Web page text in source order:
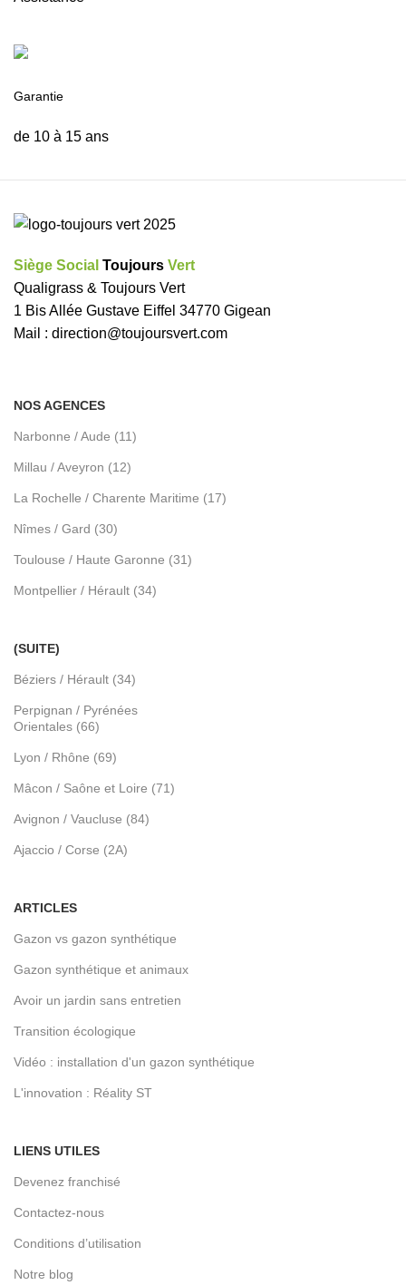
Garantie
de 10 à 15 ans
Siège Social Toujours Vert
Qualigrass & Toujours Vert
1 Bis Allée Gustave Eiffel 34770 Gigean
Mail : direction@toujoursvert.com
NOS AGENCES
Narbonne / Aude (11)
Millau / Aveyron (12)
La Rochelle / Charente Maritime (17)
Nîmes / Gard (30)
Toulouse / Haute Garonne (31)
Montpellier / Hérault (34)
(SUITE)
Béziers / Hérault (34)
Perpignan / Pyrénées
Orientales (66)
Lyon / Rhône (69)
Mâcon / Saône et Loire (71)
Avignon / Vaucluse (84)
Ajaccio / Corse (2A)
ARTICLES
Gazon vs gazon synthétique
Gazon synthétique et animaux
Avoir un jardin sans entretien
Transition écologique
Vidéo : installation d'un gazon synthétique
L'innovation : Réality ST
LIENS UTILES
Devenez franchisé
Contactez-nous
Conditions d’utilisation
Notre blog